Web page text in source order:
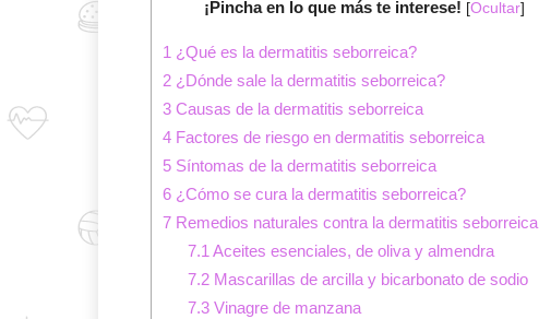
¡Pincha en lo que más te interese! [Ocultar]
1 ¿Qué es la dermatitis seborreica?
2 ¿Dónde sale la dermatitis seborreica?
3 Causas de la dermatitis seborreica
4 Factores de riesgo en dermatitis seborreica
5 Síntomas de la dermatitis seborreica
6 ¿Cómo se cura la dermatitis seborreica?
7 Remedios naturales contra la dermatitis seborreica
7.1 Aceites esenciales, de oliva y almendra
7.2Mascarillas de arcilla y bicarbonato de sodio
7.3Vinagre de manzana